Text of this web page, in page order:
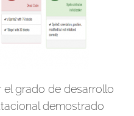
grado de desarrollo
demostrado